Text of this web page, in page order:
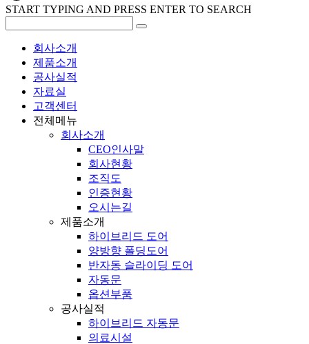
START TYPING AND PRESS ENTER TO SEARCH
회사소개
제품소개
공사실적
자료실
고객센터
전체메뉴
회사소개
CEO인사말
회사현황
조직도
인증현황
오시는길
제품소개
하이브리드 도어
양방향 폴딩도어
반자동 슬라이딩 도어
자동문
옵션부품
공사실적
하이브리드 자동문
의료시설